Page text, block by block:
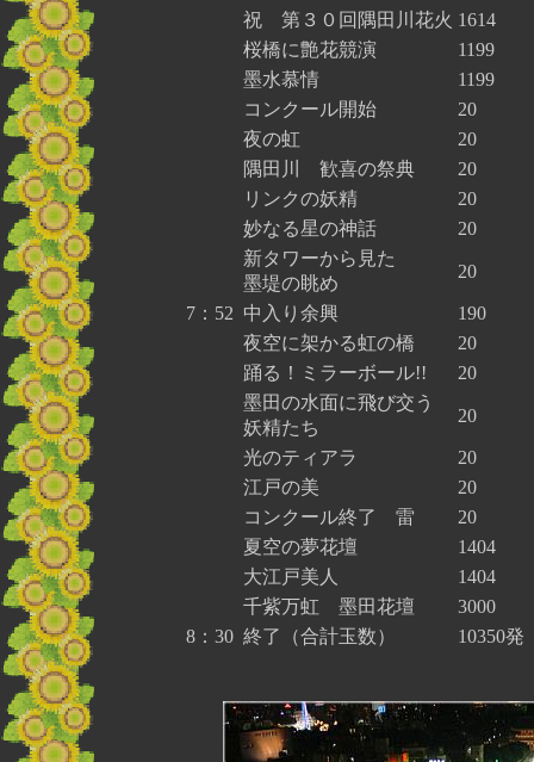
祝 第３０回隅田川花火 1614
桜橋に艶花競演
1199
墨水慕情
1199
コンクール開始
20
夜の虹
20
隅田川 歓喜の祭典
20
リンクの妖精
20
妙なる星の神話
20
新タワーから見た
墨堤の眺め
20
7：52 中入り余興
190
夜空に架かる虹の橋
20
踊る！ミラーボール!!
20
墨田の水面に飛び交う
妖精たち
20
光のティアラ
20
江戸の美
20
コンクール終了 雷
20
夏空の夢花壇
1404
大江戸美人
1404
千紫万虹 墨田花壇
3000
8：30 終了（合計玉数） 10350発